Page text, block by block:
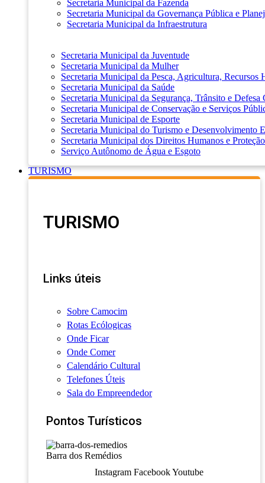
Secretaria Municipal da Fazenda
Secretaria Municipal da Governança Pública e
Secretaria Municipal da Infraestrutura
Secretaria Municipal da Juventude
Secretaria Municipal da Mulher
Secretaria Municipal da Pesca, Agricultura, Recursos
Secretaria Municipal da Saúde
Secretaria Municipal da Segurança, Trânsito e Defesa
Secretaria Municipal de Conservação e Serviços
Secretaria Municipal de Esporte
Secretaria Municipal do Turismo e Desenvolvimento
Secretaria Municipal dos Direitos Humanos e
Serviço Autônomo de Água e Esgoto
TURISMO
TURISMO
Links úteis
Sobre Camocim
Rotas Ecólogicas
Onde Ficar
Onde Comer
Calendário Cultural
Telefones Úteis
Sala do Empreendedor
Pontos Turísticos
Barra dos Remédios
Instagram Facebook Youtube